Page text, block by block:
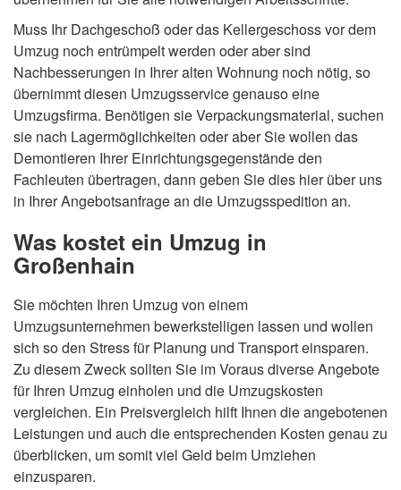
Muss Ihr Dachgeschoß oder das Kellergeschoss vor dem
Umzug noch entrümpelt werden oder aber sind
Nachbesserungen in Ihrer alten Wohnung noch nötig, so
übernimmt diesen Umzugsservice genauso eine
Umzugsfirma. Benötigen sie Verpackungsmaterial, suchen
sie nach Lagermöglichkeiten oder aber Sie wollen das
Demontieren Ihrer Einrichtungsgegenstände den
Fachleuten übertragen, dann geben Sie dies hier über uns
in Ihrer Angebotsanfrage an die Umzugsspedition an.
Was kostet ein Umzug in
Großenhain
Sie möchten Ihren Umzug von einem
Umzugsunternehmen bewerkstelligen lassen und wollen
sich so den Stress für Planung und Transport einsparen.
Zu diesem Zweck sollten Sie im Voraus diverse Angebote
für Ihren Umzug einholen und die Umzugskosten
vergleichen. Ein Preisvergleich hilft Ihnen die angebotenen
Leistungen und auch die entsprechenden Kosten genau zu
überblicken, um somit viel Geld beim Umziehen
einzusparen.